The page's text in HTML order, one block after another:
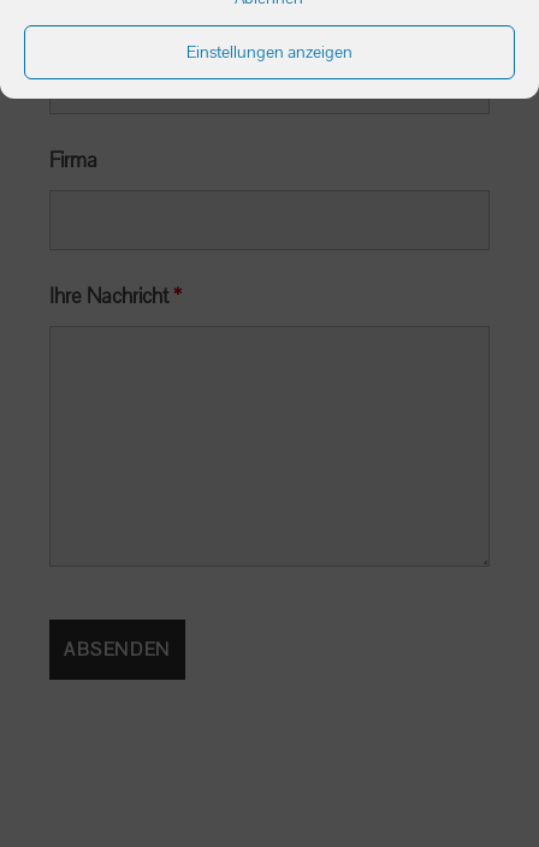
Einstellungen anzeigen
Telefon
Firma
Ihre Nachricht*